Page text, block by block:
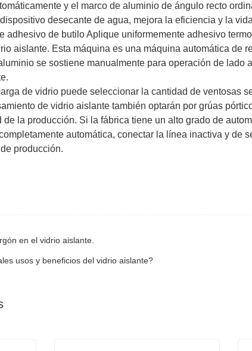
y el marco de aluminio de ángulo recto
desecante de agua, mejora la eficiencia y la
adhesivo de butilo Aplique uniformemente adhesivo
aislante. Esta máquina es una máquina automática de
se sostiene manualmente para operación de lado
de vidrio puede seleccionar la cantidad de ventosas
de vidrio aislante también optarán por grúas
la producción. Si la fábrica tiene un alto grado de
automática, conectar la línea inactiva y de
producción.
en el vidrio aislante.
usos y beneficios del vidrio aislante?